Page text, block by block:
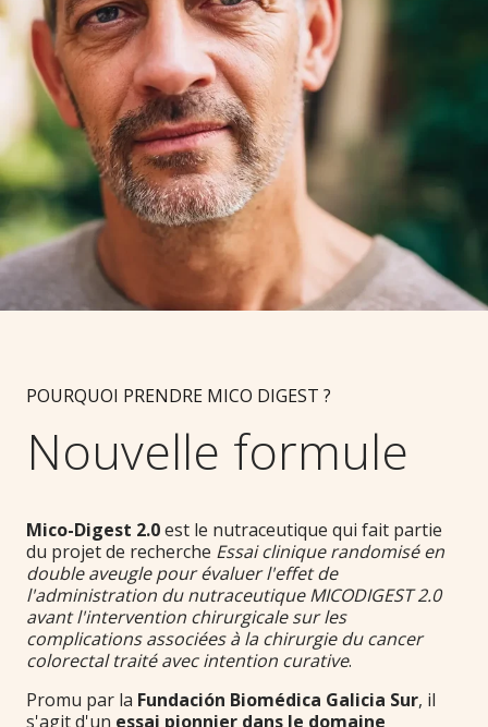
POURQUOI PRENDRE MICO DIGEST ?
Nouvelle formule
Mico-Digest 2.0est le nutraceutique qui fait partie
du projet de recherche Essai clinique randomisé en
double aveugle pour évaluer l'effet de
l'administration du nutraceutique MICODIGEST 2.0
avant l'intervention chirurgicale sur les
complications associées à la chirurgie du cancer
colorectal traité avec intention curative.
Promu par la Fundación Biomédica Galicia Sur, il
s'agit d'un essai pionnier dans le domaine